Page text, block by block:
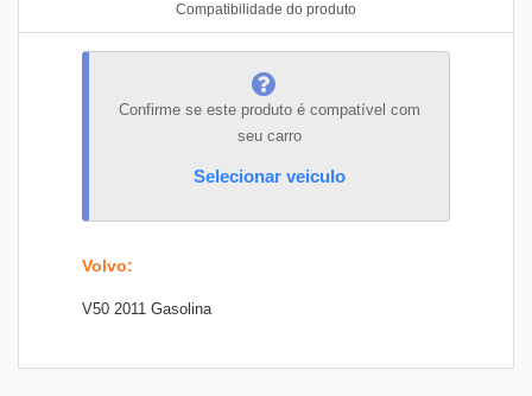
Compatibilidade do produto
Confirme se este produto é compatível com
seu carro
Selecionar veiculo
Volvo:
V50 2011 Gasolina